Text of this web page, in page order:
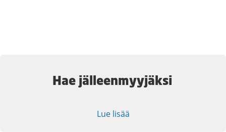
Hae jälleenmyyjäksi
Lue lisää